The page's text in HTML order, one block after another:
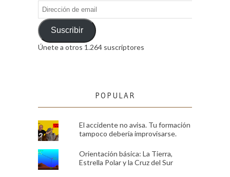
Dirección
de
emailSuscribir
Únete a otros 1.264 suscriptores
POPULAR
El accidente no avisa. Tu formación
tampoco debería improvisarse.
Orientación básica: La Tierra,
Estrella Polar y la Cruz del Sur